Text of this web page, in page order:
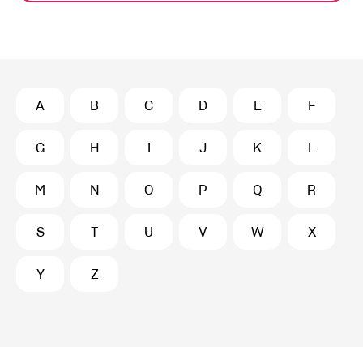
A B C D E F
G H I J K L
M N O P Q R
S T U V W X
Y Z